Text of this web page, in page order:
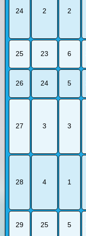
24 2 2
25 23 6
26 24 5
27 3 3
28 4 1
29 25 5